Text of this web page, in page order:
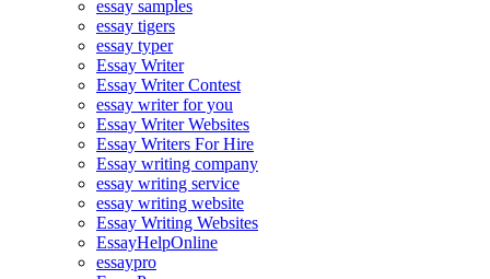
essay samples
essay tigers
essay typer
Essay Writer
Essay Writer Contest
essay writer for you
Essay Writer Websites
Essay Writers For Hire
Essay writing company
essay writing service
essay writing website
Essay Writing Websites
EssayHelpOnline
essaypro